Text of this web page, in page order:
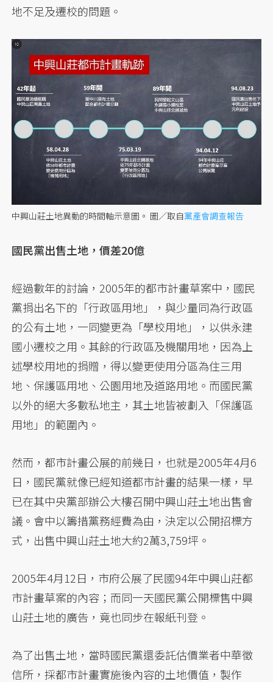
地不足及遷校的問題。
中興山莊土地異動的時間軸示意圖。 圖／取自黨產會調查報告
國民黨出售土地，價差20億
經過數年的討論，2005年的都市計畫草案中，國民
黨捐出名下的「行政區用地」，與少量同為行政區
的公有土地，一同變更為「學校用地」，以供永建
國小遷校之用。其餘的行政區及機關用地，因為上
述學校用地的捐贈，得以變更使用分區為住三用
地、保護區用地、公園用地及道路用地。而國民黨
以外的絕大多數私地主，其土地皆被劃入「保護區
用地」的範圍內。
然而，都市計畫公展的前幾日，也就是2005年4月6
日，國民黨就像已經知道都市計畫的結果一樣，早
已在其中央黨部辦公大樓召開中興山莊土地出售會
議。會中以籌措黨務經費為由，決定以公開招標方
式，出售中興山莊土地大約2萬3,759坪。
2005年4月12日，市府公展了民國94年中興山莊都
市計畫草案的內容；而同一天國民黨公開標售中興
山莊土地的廣告，竟也同步在報紙刊登。
為了出售土地，當時國民黨還委託估價業者中華徵
信所，採都市計畫實施後內容的土地價值，製作